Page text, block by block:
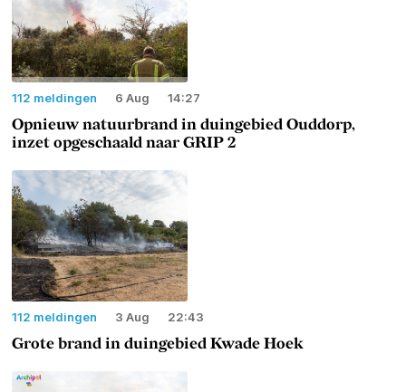
112 meldingen 6 Aug 14:27
Opnieuw natuurbrand in duingebied Ouddorp,
inzet opgeschaald naar GRIP 2
112 meldingen 3 Aug 22:43
Grote brand in duingebied Kwade Hoek